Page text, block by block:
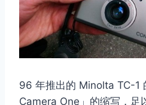
96 年推出的 Minolta TC-1
Camera One」的缩写，足